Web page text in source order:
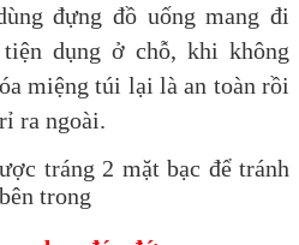
đựng đồ uống mang đi
dụng ở chỗ, khi không
miệng túi lại là an toàn rồi
ra ngoài.
tráng 2 mặt bạc để tránh
trong